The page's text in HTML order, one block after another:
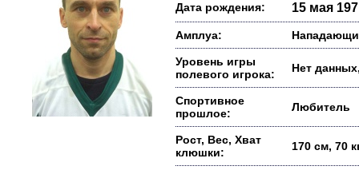
Дата рождения: 15 мая
Амплуа:
Уровень игры
полевого игрока:
Нет
Спортивное
прошлое:
Любитель
Рост, Вес, Хват
клюшки:
170 см, 70